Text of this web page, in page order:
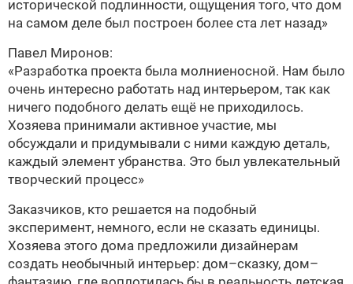
исторической подлинности, ощущения того, что дом
на самом деле был построен более ста лет назад»
Павел Миронов:
«Разработка проекта была молниеносной. Нам было
очень интересно работать над интерьером, так как
ничего подобного делать ещё не приходилось.
Хозяева принимали активное участие, мы
обсуждали и придумывали с ними каждую деталь,
каждый элемент убранства. Это был увлекательный
творческий процесс»
Заказчиков, кто решается на подобный
эксперимент, немного, если не сказать единицы.
Хозяева этого дома предложили дизайнерам
создать необычный интерьер: дом–сказку, дом–